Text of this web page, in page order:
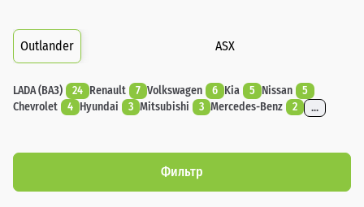
Outlander ASX
LADA (ВАЗ) 24 Renault 7 Volkswagen 6 Kia 5 Nissan
5
Chevrolet
4 Hyundai 3 Mitsubishi 3 Mercedes-Benz 2 ...
Фильтр